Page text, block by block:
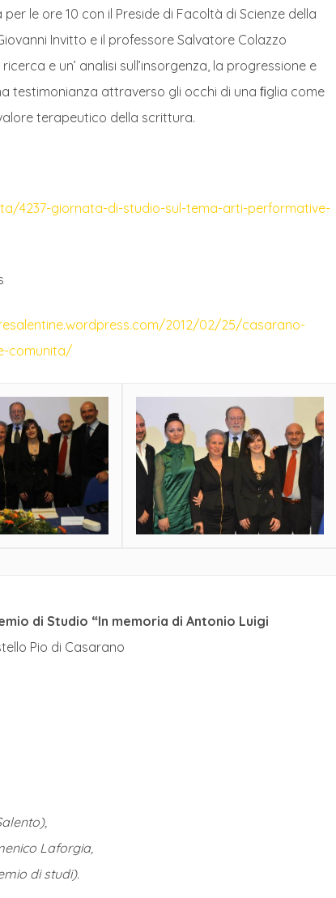
le ore 10 con il Preside di Facoltà di Scienze della
Invitto e il professore Salvatore Colazzo
e un’ analisi sull’insorgenza, la progressione e
testimonianza attraverso gli occhi di una ﬁglia come
terapeutico della scrittura.
4237-giornata-di-studio-sul-tema-arti-performative-
2012/02/25/casarano-
comunita/
di Studio “In memoria di Antonio Luigi
Pio di Casarano
Laforgia,
di studi).